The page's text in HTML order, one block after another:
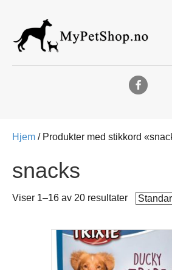
Hjem / Produkter med stikkord
snacks
Viser 1–16 av 20 resultater